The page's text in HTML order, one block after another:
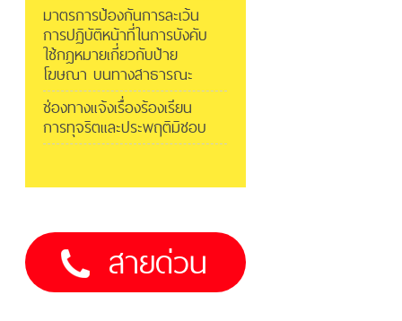
มาตรการป้องกันการละเว้น
การปฏิบัติหน้าที่ในการบังคับ
ใช้กฎหมายเกี่ยวกับป้าย
โฆษณา บนทางสาธารณะ
ช่องทางแจ้งเรื่องร้องเรียน
การทุจริตและประพฤติมิชอบ
สายด่วน